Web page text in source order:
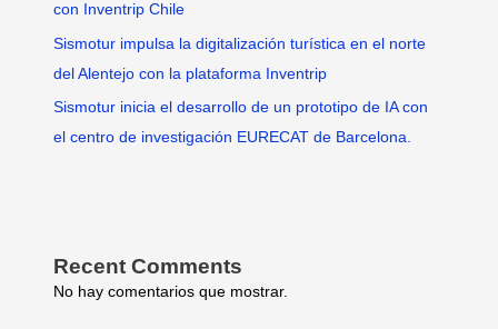
con Inventrip Chile
Sismotur impulsa la digitalización turística en el norte
del Alentejo con la plataforma Inventrip
Sismotur inicia el desarrollo de un prototipo de IA con
el centro de investigación EURECAT de Barcelona.
Recent Comments
No hay comentarios que mostrar.